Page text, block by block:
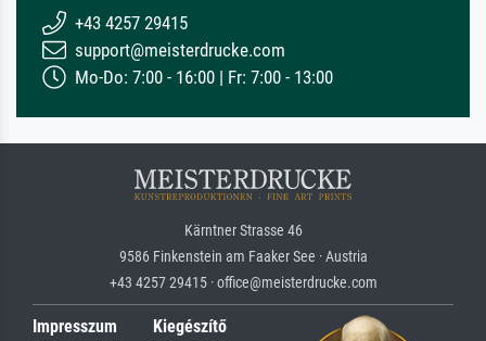
+43 4257 29415
support@meisterdrucke.com
Mo-Do: 7:00 - 16:00 | Fr: 7:00 - 13:00
Kärntner Strasse 46
9586 Finkenstein am Faaker See · Austria
+43 4257 29415 · office@meisterdrucke.com
Impresszum
Kiegészítő